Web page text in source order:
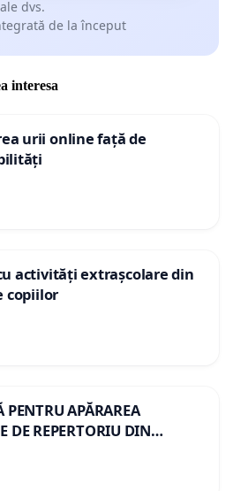
dvs.
de la început
interesa
urii online față de
activități extrașcolare din
copiilor
APĂRAREA
DE REPERTORIU DIN